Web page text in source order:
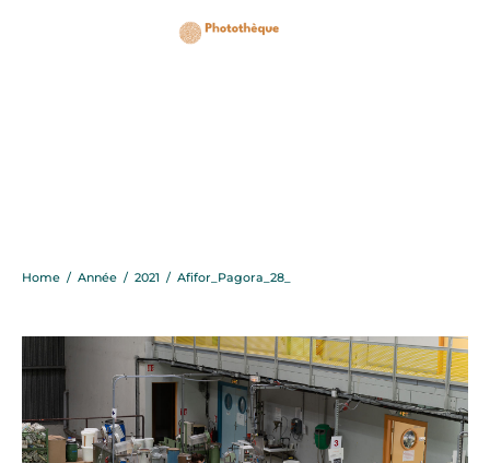
Home / Année / 2021 / Afifor_Pagora_28_